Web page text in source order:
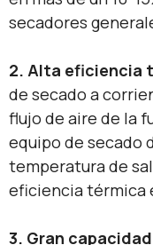
secadores
2. Alta eficiencia
de secado a
flujo de aire de la
equipo de secado
temperatura de
eficiencia térmica
3. Gran